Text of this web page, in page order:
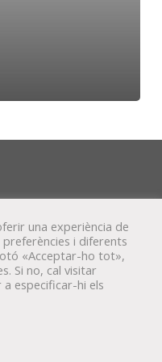
una experiència de
preferències i diferents
«Acceptar-ho tot»,
Si no, cal visitar
especificar-hi els